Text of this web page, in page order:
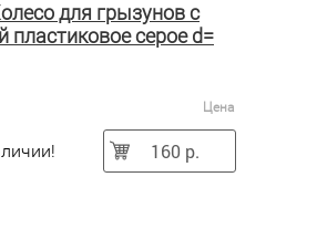
для грызунов с
пластиковое серое d=
Цена
160 р.